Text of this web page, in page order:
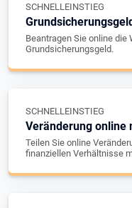
SCHNELLEINSTIEG
Beantragen Sie online die
Grundsicherungsgeld.
SCHNELLEINSTIEG
Veränderung online
Teilen Sie online
finanziellen Verhältnisse